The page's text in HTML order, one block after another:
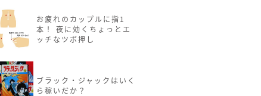
お疲れのカップルに指1
本！ 夜に効くちょっとエ
ッチなツボ押し
ブラック・ジャックはいく
ら稼いだか？